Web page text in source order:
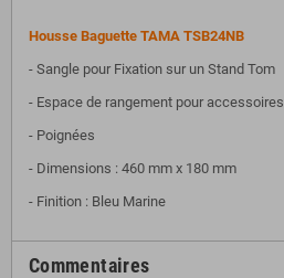
Housse Baguette TAMA TSB24NB
- Sangle pour Fixation sur un Stand Tom
- Espace de rangement pour accessoires
- Poignées
- Dimensions : 460 mm x 180 mm
- Finition : Bleu Marine
Commentaires